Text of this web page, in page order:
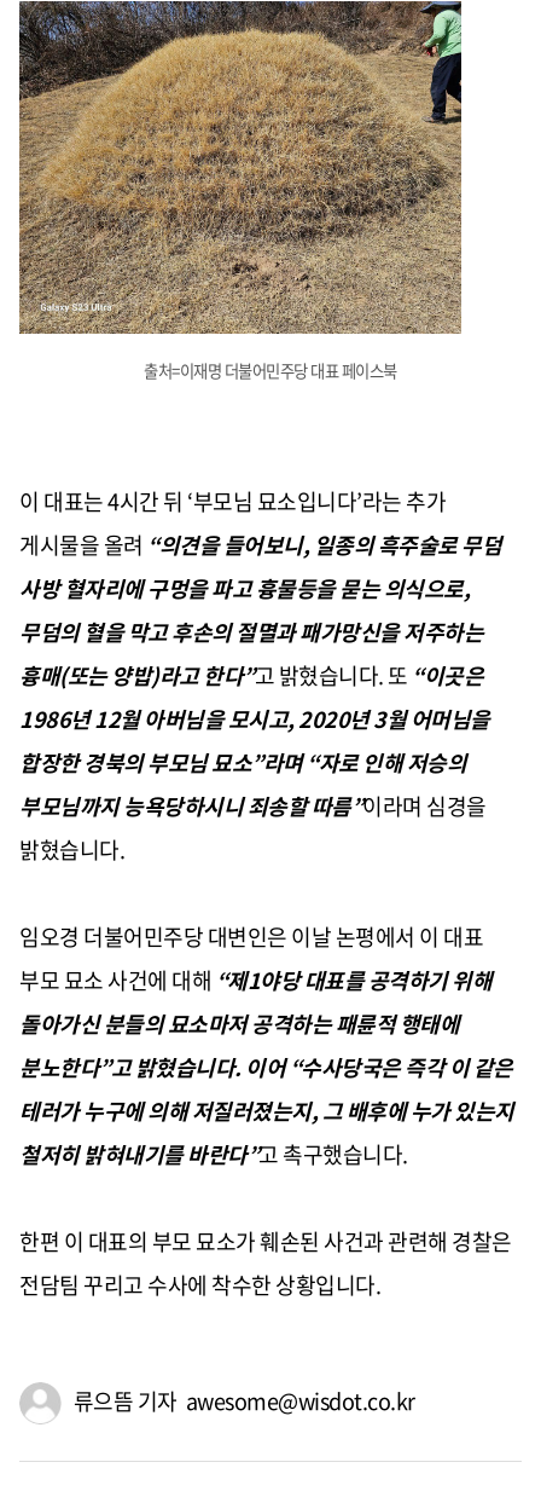
출처=이재명 더불어민주당 대표 페이스북
이 대표는4시간 뒤 ‘부모님 묘소입니다’라는 추가
게시물을 올려 “의견을 들어보니, 일종의 흑주술로 무덤
사방 혈자리에 구멍을 파고 흉물등을 묻는 의식으로,
무덤의 혈을 막고 후손의 절멸과 패가망신을 저주하는
흉매(또는 양밥)라고 한다”고 밝혔습니다.또 “이곳은
1986년12월 아버님을 모시고, 2020년3월 어머님을
합장한 경북의 부모님 묘소”라며“자로 인해 저승의
부모님까지 능욕당하시니 죄송할 따름”이라며 심경을
밝혔습니다.
임오경 더불어민주당 대변인은 이날 논평에서 이 대표
부모 묘소 사건에 대해 “제1야당 대표를 공격하기 위해
돌아가신 분들의 묘소마저 공격하는 패륜적 행태에
분노한다”고 밝혔습니다. 이어“수사당국은 즉각 이 같은
테러가 누구에 의해 저질러졌는지,그 배후에 누가 있는지
철저히 밝혀내기를 바란다”고 촉구했습니다.
한편 이 대표의 부모 묘소가 훼손된 사건과 관련해 경찰은
전담팀 꾸리고 수사에 착수한 상황입니다.
류으뜸 기자 awesome@wisdot.co.kr